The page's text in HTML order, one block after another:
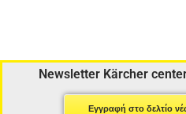
Newsletter Kärcher
Εγγραφή στο δελτίο